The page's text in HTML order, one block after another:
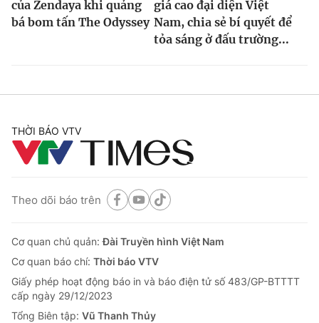
của Zendaya khi quảng
bá bom tấn The Odyssey
giá cao đại diện Việt
Nam, chia sẻ bí quyết để
tỏa sáng ở đấu trường...
THỜI BÁO VTV
Theo dõi báo trên
Cơ quan chủ quản:Đài Truyền hình Việt Nam
Cơ quan báo chí: Thời báo VTV
Giấy phép hoạt động báo in và báo điện tử số 483/GP-BTTTT
cấp ngày 29/12/2023
Tổng Biên tập: Vũ Thanh Thủy